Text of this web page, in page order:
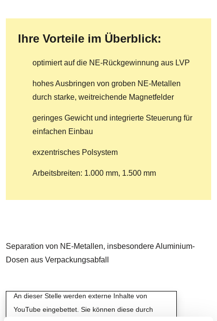
Ihre Vorteile im Überblick:
optimiert auf die NE-Rückgewinnung aus LVP
hohes Ausbringen von groben NE-Metallen
durch starke, weitreichende Magnetfelder
geringes Gewicht und integrierte Steuerung für
einfachen Einbau
exzentrisches Polsystem
Arbeitsbreiten: 1.000 mm, 1.500 mm
Separation von NE-Metallen, insbesondere Aluminium-
Dosen aus Verpackungsabfall
An dieser Stelle werden externe Inhalte von
YouTube eingebettet. Sie können diese durch